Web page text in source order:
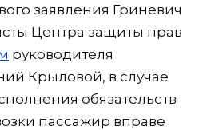
заявления Гриневич
Центра защиты прав
руководителя
Крыловой, в случае
обязательств
пассажир вправе